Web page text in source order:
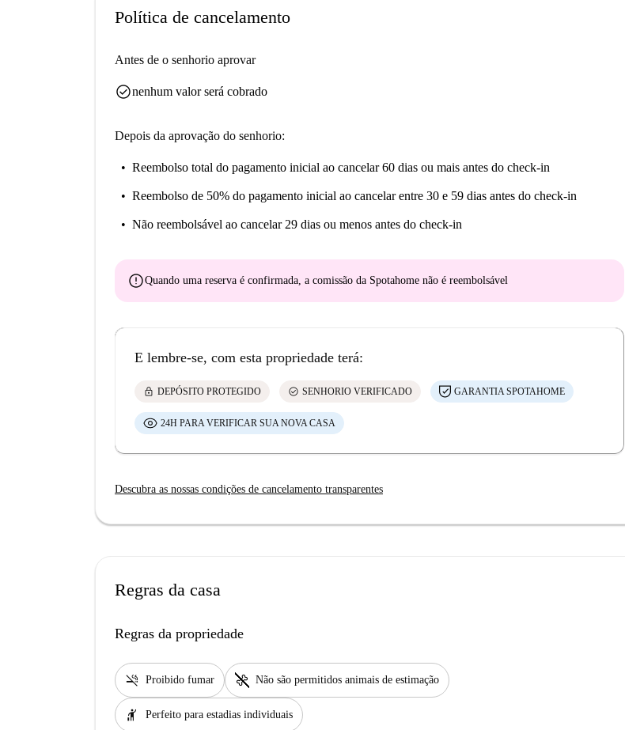
Política de cancelamento
Antes de o senhorio aprovar
check_circlenenhum valor será cobrado
Depois da aprovação do senhorio:
Reembolso total do pagamento inicial ao cancelar 60 dias ou mais antes do check-in
Reembolso de 50% do pagamento inicial ao cancelar entre 30 e 59 dias antes do check-in
Não reembolsável ao cancelar 29 dias ou menos antes do check-in
errorQuando uma reserva é confirmada, a comissão da Spotahome não é reembolsável
E lembre-se, com esta propriedade terá:
lock DEPÓSITO PROTEGIDO check_circle SENHORIO VERIFICADO GARANTIA SPOTAHOME
24H PARA VERIFICAR SUA NOVA CASA
Descubra as nossas condições de cancelamento transparentes
Regras da casa
Regras da propriedade
smoke_free Proibido fumar pet_supplies Não são permitidos animais de estimação
hail Perfeito para estadias individuais